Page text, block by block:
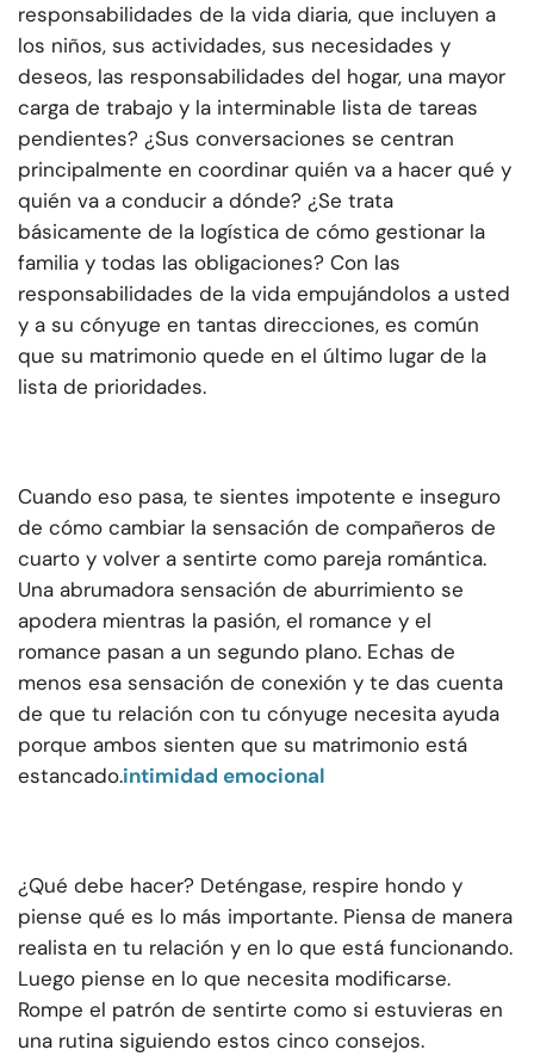
responsabilidades de la vida diaria, que incluyen a
los niños, sus actividades, sus necesidades y
deseos, las responsabilidades del hogar, una mayor
carga de trabajo y la interminable lista de tareas
pendientes? ¿Sus conversaciones se centran
principalmente en coordinar quién va a hacer qué y
quién va a conducir a dónde? ¿Se trata
básicamente de la logística de cómo gestionar la
familia y todas las obligaciones? Con las
responsabilidades de la vida empujándolos a usted
y a su cónyuge en tantas direcciones, es común
que su matrimonio quede en el último lugar de la
lista de prioridades.
Cuando eso pasa, te sientes impotente e inseguro
de cómo cambiar la sensación de compañeros de
cuarto y volver a sentirte como pareja romántica.
Una abrumadora sensación de aburrimiento se
apodera mientras la pasión, el romance y el
romance pasan a un segundo plano. Echas de
menos esa sensación de conexión y te das cuenta
de que tu relación con tu cónyuge necesita ayuda
porque ambos sienten que su matrimonio está
estancado.intimidad emocional
¿Qué debe hacer? Deténgase, respire hondo y
piense qué es lo más importante. Piensa de manera
realista en tu relación y en lo que está funcionando.
Luego piense en lo que necesita modificarse.
Rompe el patrón de sentirte como si estuvieras en
una rutina siguiendo estos cinco consejos.